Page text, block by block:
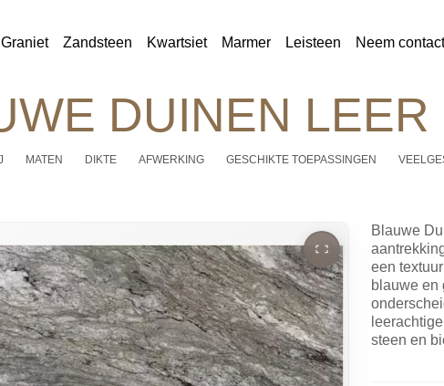
Graniet Zandsteen Kwartsiet Marmer Leisteen Neem
DUINEN
MATEN DIKTE AFWERKING GESCHIKTE TOEPASSINGEN
Blauwe
een
blauwe en
steen en